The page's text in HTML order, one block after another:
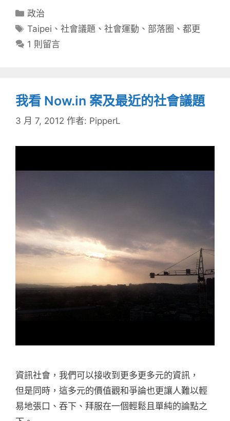
分
類
政治
標
籤
Taipei 、社會議題 、社會運動 、 部落圈 、都更
1 則留言
我看 Now.in 案及最近的社會議題
3 月 7, 2012 作者: PipperL
資訊社會，我們可以接收到更多更多元的資訊，
但是同時，這多元的價值觀和爭論也更讓人難以輕
易地張口、吞下、拜服在一個輕鬆且單純的論點之